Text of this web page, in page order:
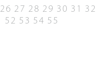
26 27 28 29 30 31 32
52 53 54 55